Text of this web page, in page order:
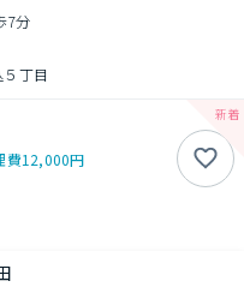
7分
丁目
費12,000円